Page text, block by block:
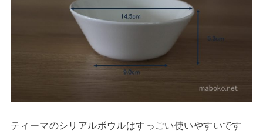
ティーマのシリアルボウルはすっごい使いやすいです